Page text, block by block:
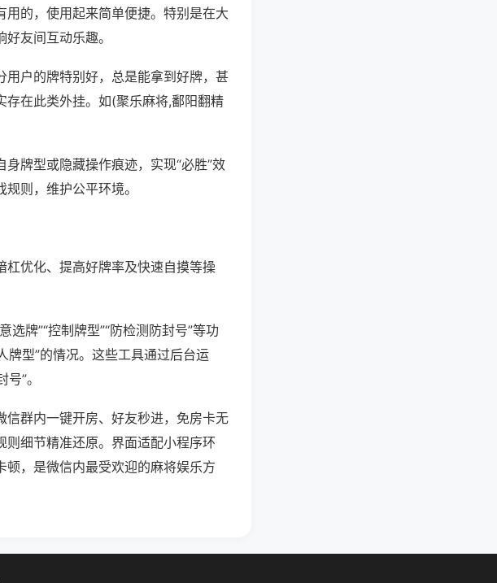
的，使用起来简单便捷。特别是在大
友间互动乐趣。
户的牌特别好，总是能拿到好牌，甚
在此类外挂。如(聚乐麻将,鄱阳翻精
牌型或隐藏操作痕迹，实现“必胜”效
则，维护公平环境。
优化、提高好牌率及快速自摸等操
牌”“控制牌型”“防检测防封号”等功
牌型”的情况。这些工具通过后台运
”。
群内一键开房、好友秒进，免房卡无
细节精准还原。界面适配小程序环
，是微信内最受欢迎的麻将娱乐方